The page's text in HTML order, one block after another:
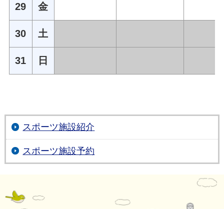
29 金
30 土
31 日
スポーツ施設紹介
スポーツ施設予約